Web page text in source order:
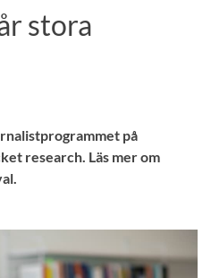
stora
på
research. Läs mer om